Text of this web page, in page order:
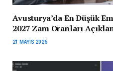
Avusturya’da En Düşük
2027 Zam Oranları
21 MAYIS 2026